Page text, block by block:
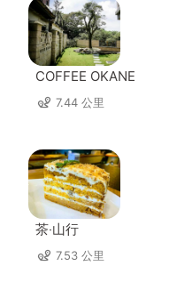
COFFEE OKANE
7.44 公里
茶‧山行
7.53 公里